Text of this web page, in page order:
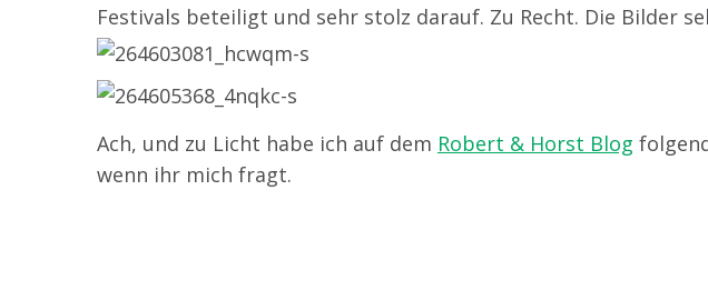
Festivals beteiligt und sehr stolz darauf. Zu Recht. Die Bilder
Ach, und zu Licht habe ich auf dem Robert & Horst Blog
wenn ihr mich fragt.